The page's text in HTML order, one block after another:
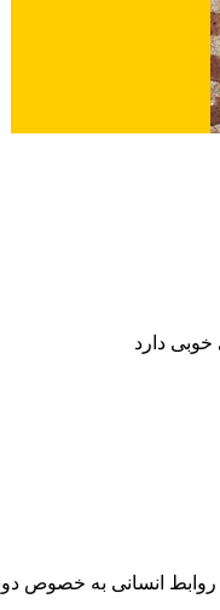
خوبی دارد
روابط انسانی به